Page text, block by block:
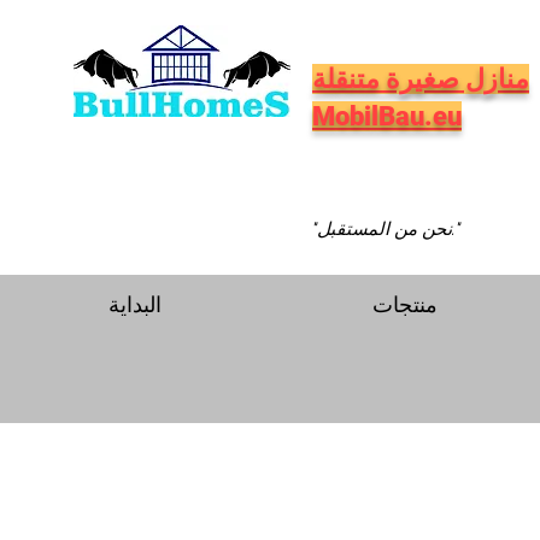
منازل صغيرة متنقلة
MobilBau.eu
"نحن من المستقبل."
البداية منتجات